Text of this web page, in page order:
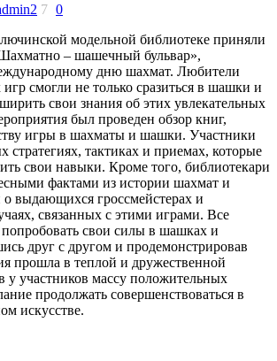
7 0
модельной библиотеке приняли
– шашечный бульвар»,
дню шахмат. Любители
смогли не только сразиться в шашки и
свои знания об этих увлекательных
был проведен обзор книг,
игры в шахматы и шашки. Участники
стратегиях, тактиках и приемах, которые
свои навыки. Кроме того, библиотекари
фактами из истории шахмат и
о выдающихся гроссмейстерах и
связанных с этими играми. Все
свои силы в шашках и
друг с другом и продемонстрировав
прошла в теплой и дружественной
у участников массу положительных
продолжать совершенствоваться в
искусстве.